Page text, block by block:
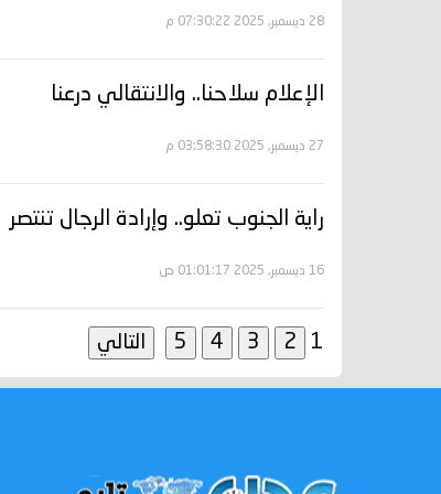
28 ديسمبر, 2025 07:30:22 م
الإعلام سلاحنا.. والانتقالي درعنا
27 ديسمبر, 2025 03:58:30 م
راية الجنوب تعلو.. وإرادة الرجال تنتصر
16 ديسمبر, 2025 01:01:17 ص
1